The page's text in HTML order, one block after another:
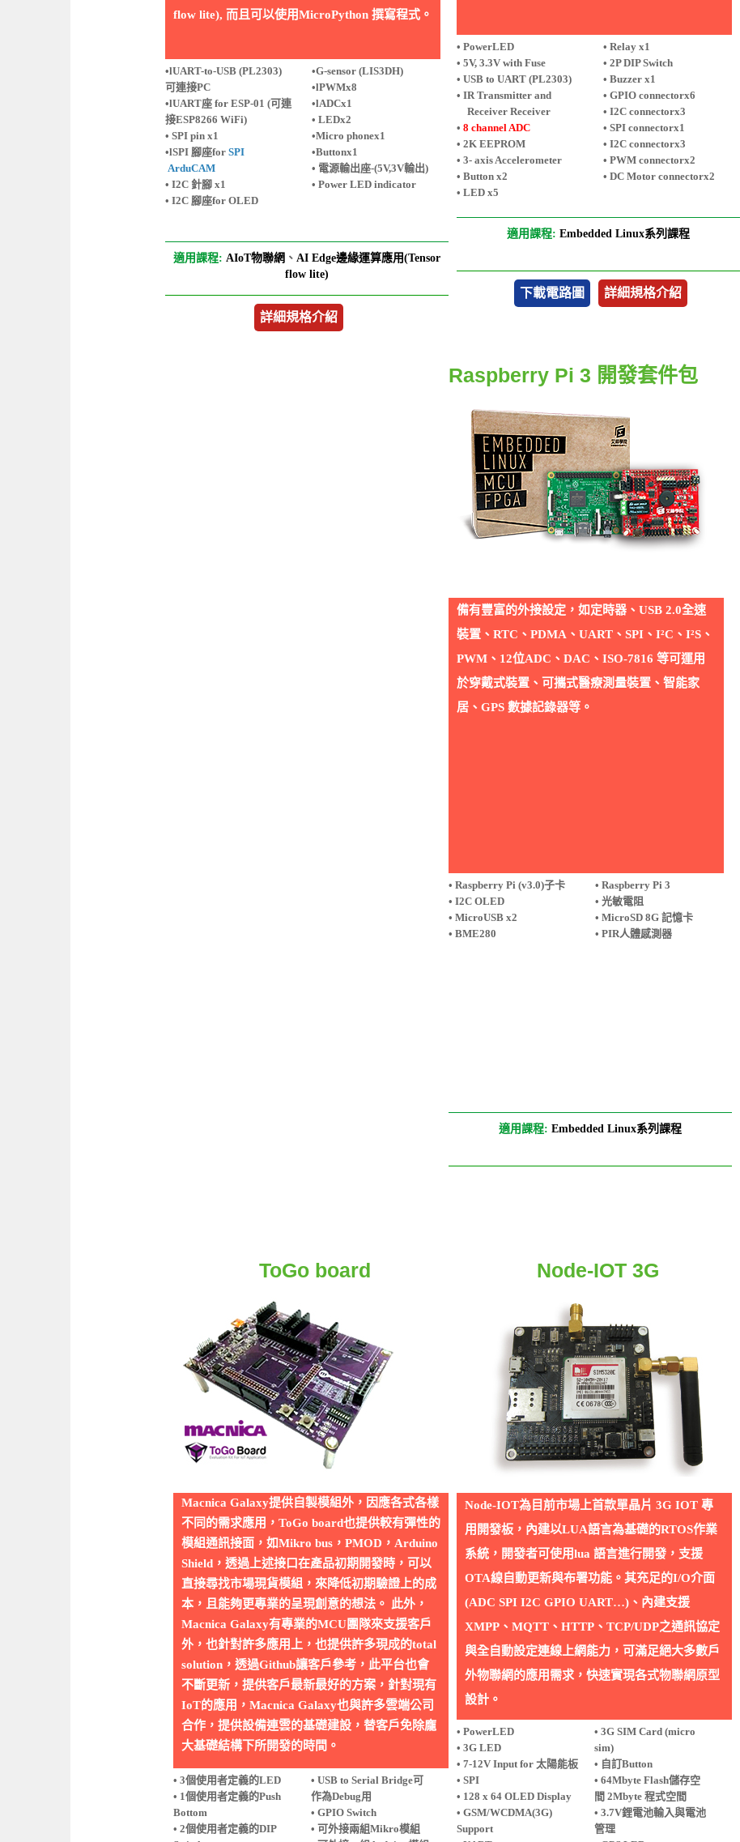
flow lite), 而且可以使用MicroPython 撰寫程式。
•lUART-to-USB (PL2303)
可連接PC
•lUART座 for ESP-01 (可連
接ESP8266 WiFi)
• SPI pin x1
•lSPI 腳座for SPI
ArduCAM
• I2C 針腳 x1
• I2C 腳座for OLED
•G-sensor (LIS3DH)
•lPWMx8
•lADCx1
• LEDx2
•Micro phonex1
•Buttonx1
• 電源輸出座-(5V,3V輸出)
• Power LED indicator
適用課程: AIoT物聯網 、 AI Edge邊緣運算應用(Tensor
flow lite)
詳細規格介紹
• PowerLED
• 5V, 3.3V with Fuse
• USB to UART (PL2303)
• IR Transmitter and
Receiver Receiver
• 8 channel ADC
• 2K EEPROM
• 3- axis Accelerometer
• Button x2
• LED x5
• Relay x1
• 2P DIP Switch
• Buzzer x1
• GPIO connectorx6
• I2C connectorx3
• SPI connectorx1
• I2C connectorx3
• PWM connectorx2
• DC Motor connectorx2
適用課程: Embedded Linux系列課程
詳細規格介紹
下載電路圖
Raspberry Pi 3 開發套件包
備有豐富的外接設定，如定時器、USB 2.0全速
裝置、RTC、PDMA、UART、SPI、I²C、I²S、
PWM、12位ADC、DAC、ISO-7816 等可運用
於穿戴式裝置、可攜式醫療測量裝置、智能家
居、GPS 數據記錄器等。
• Raspberry Pi (v3.0)子卡
• I2C OLED
• MicroUSB x2
• BME280
• Raspberry Pi 3
• 光敏電阻
• MicroSD 8G 記憶卡
• PIR人體感測器
適用課程: Embedded Linux系列課程
ToGo board
Macnica Galaxy提供自製模組外，因應各式各樣
不同的需求應用，ToGo board也提供較有彈性的
模組通訊接面，如Mikro bus，PMOD，Arduino
Shield，透過上述接口在產品初期開發時，可以
直接尋找市場現貨模組，來降低初期驗證上的成
本，且能夠更專業的呈現創意的想法。 此外，
Macnica Galaxy有專業的MCU團隊來支援客戶
外，也針對許多應用上，也提供許多現成的total
solution，透過Github讓客戶參考，此平台也會
不斷更新，提供客戶最新最好的方案，針對現有
IoT的應用，Macnica Galaxy也與許多雲端公司
合作，提供設備連雲的基礎建設，替客戶免除龐
大基礎結構下所開發的時間。
• 3個使用者定義的LED
• 1個使用者定義的Push
Bottom
• 2個使用者定義的DIP
• USB to Serial Bridge可
作為Debug用
• GPIO Switch
• 可外接兩組Mikro模組
Node-IOT 3G
Node-IOT為目前市場上首款單晶片 3G IOT 專
用開發板，內建以LUA語言為基礎的RTOS作業
系統，開發者可使用lua 語言進行開發，支援
OTA線自動更新與布署功能。其充足的I/O介面
(ADC SPI I2C GPIO UART…)、內建支援
XMPP、MQTT、HTTP、TCP/UDP之通訊協定
與全自動設定連線上網能力，可滿足絕大多數戶
外物聯網的應用需求，快速實現各式物聯網原型
設計。
• PowerLED
• 3G LED
• 7-12V Input for 太陽能板
• SPI
• 128 x 64 OLED Display
• GSM/WCDMA(3G)
Support
• 3G SIM Card (micro
sim)
• 自訂Button
• 64Mbyte Flash儲存空
間 2Mbyte 程式空間
• 3.7V鋰電池輸入與電池
管理